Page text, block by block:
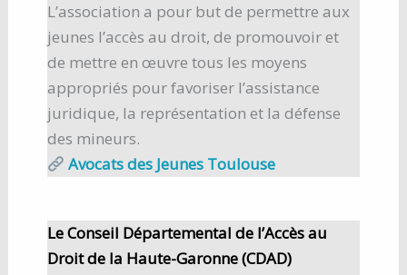
L’association a pour but de permettre aux
jeunes l’accès au droit, de promouvoir et
de mettre en œuvre tous les moyens
appropriés pour favoriser l’assistance
juridique, la représentation et la défense
des mineurs.
Avocats des Jeunes Toulouse
Le Conseil Départemental de l’Accès au
Droit de la Haute-Garonne (CDAD)